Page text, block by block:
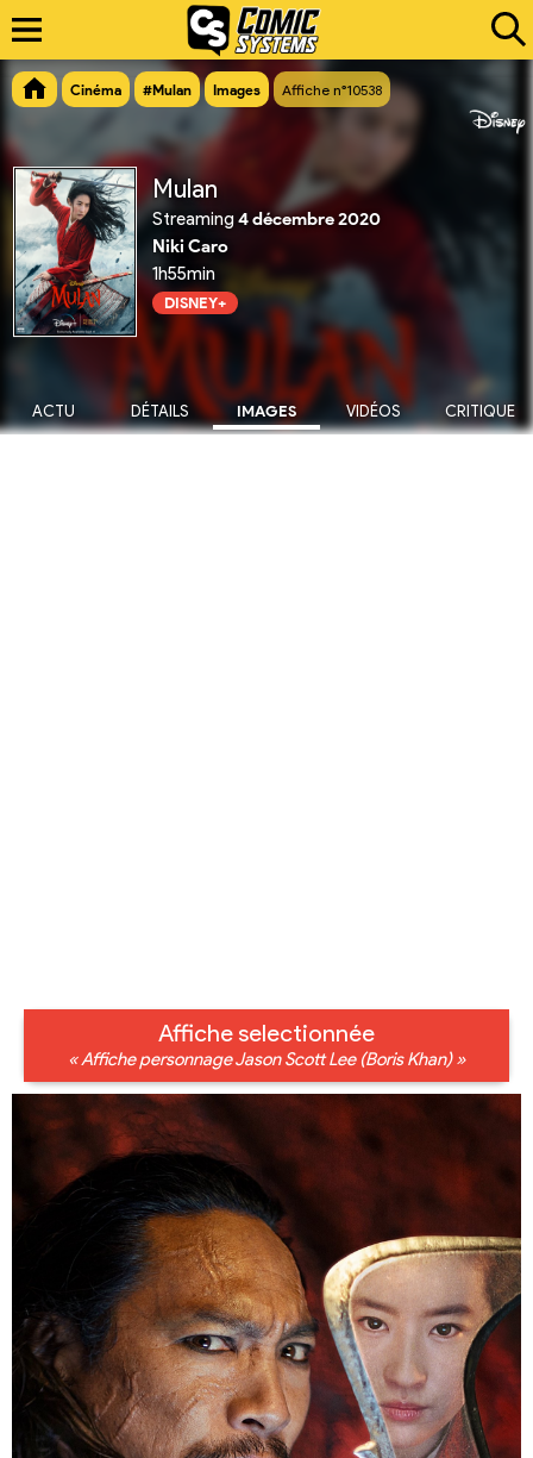
Cinéma #Mulan Images Affiche n°10538
Mulan
Streaming 4 décembre 2020
Niki Caro
1h55min
DISNEY+
ACTU DÉTAILS IMAGES VIDÉOS CRITIQUE
Affiche selectionnée
« Affiche personnage Jason Scott Lee (Boris Khan) »